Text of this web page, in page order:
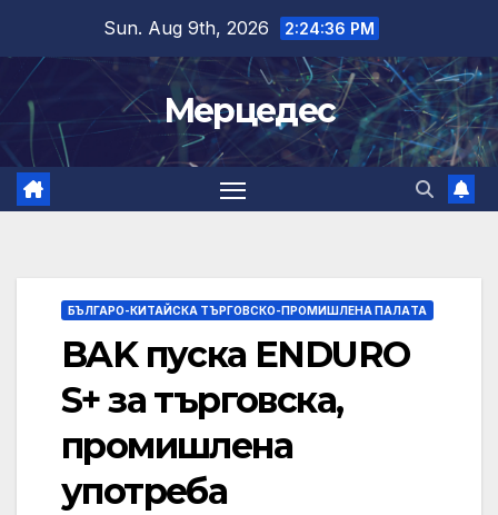
content
Sun. Aug 9th, 2026 2:24:37 PM
Мерцедес
БЪЛГАРО-КИТАЙСКА ТЪРГОВСКО-ПРОМИШЛЕНА ПАЛAТА
BAK пуска ENDURO
S+ за търговска,
промишлена
употреба